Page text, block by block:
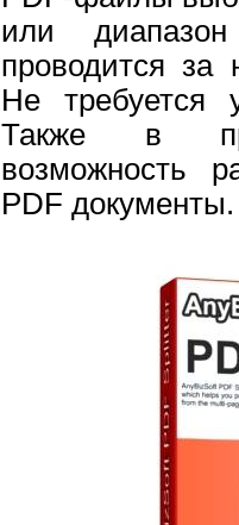
или
проводится за
Не требуется
Также в
возможность
PDF документы.